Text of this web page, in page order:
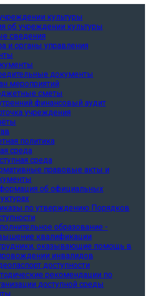
культуры
об учреждении культуры
сведения
и органы управления
документы
мероприятий
сметы
финансовый аудит
учреждения
политика
среда
среда
правовые акты и
об официальных
по утверждению Порядков
образование -
квалификации
оказывающие помощь в
инвалидов
доступности
рекомендации по
доступной среды